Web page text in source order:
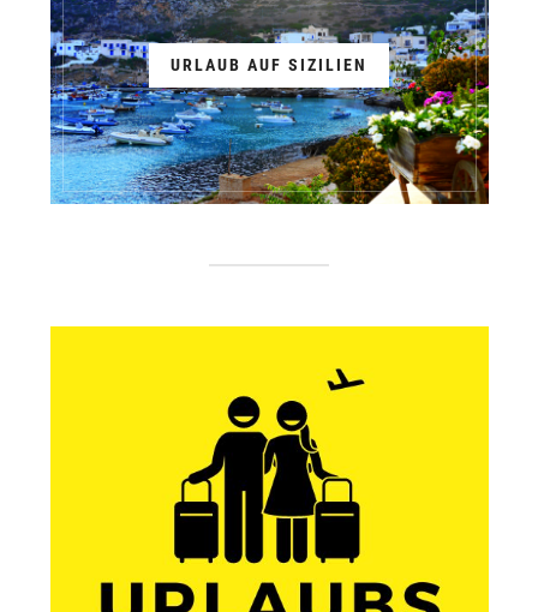
URLAUB AUF SIZILIEN